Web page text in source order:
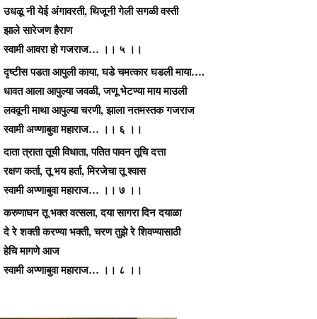
उधळू नी येई अंगावरती, थिजूनी गेली सगळी वस्ती
झाले सारेजण हैराण
स्वामी आवरा हो गजराज… ।। ५ ।।
दृष्टीस पडता आपुली काया, घडे चमत्कार घडली माया….
धावत आला आपुल्या जवळी, जणू भेटण्या माय माउली
लववूनी माथा आपुल्या चरणी, झाला नतमस्तक गजराज
स्वामी अण्णाबुवा महाराज… ।। ६ ।।
दाता त्राता तूची विधाता, पतित पावन तूचि दत्ता
रक्षण कर्ता, तू भय हर्ता, मिरजेचा तू श्वास
स्वामी अण्णाबुवा महाराज… ।। ७ ।।
करुणाघन तू भक्त वत्सला, दया सागरा दिन दयाळा
दे रे शक्ती करण्या भक्ती, चरण तुझे रे शिवण्यासाठी
हेचि मागणे आज
स्वामी अण्णाबुवा महाराज… ।। ८ ।।